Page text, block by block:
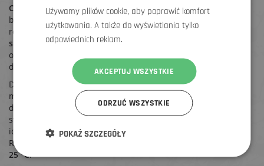
Castelli Pro Mesh 2.0 Sleevelessw białym kolorze jest męską
bielizną funkcyjną przeznaczoną do intensywnej jazdy na
rowerze w cieplejszych warunkach. Wykonana z lekkiej
siatki ze 100% poliestru, która zapewnia doskonałe
odprowadzanie potu i utrzymuje ciało suche nawet przy
dużym wysiłku.
Dzięki
minimalnej liczbie szwów na ramionach
maksymalny komfort i eliminuje ryzyko podrażnień podczas
długich przejażdżek. Konstrukcja bez rękawów zapewnia
swobodę ruchów i efektywną wentylację, co czyni tę bieliznę
idealną pierwszą warstwą pod koszulkę rowerową.
Rekomendowany zakres temperatur do używania to
25 °C.
Używamy plików cookie, aby poprawić komfort
użytkowania. A także do wyświetlania tylko
odpowiednich reklam.
AKCEPTUJ WSZYSTKIE
ODRZUĆ WSZYSTKIE
POKAŻ SZCZEGÓŁY